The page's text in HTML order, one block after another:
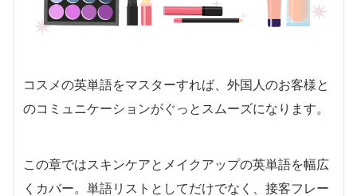
コスメの英単語をマスターすれば、外国人のお客様と
のコミュニケーションがぐっとスムーズになります。
この章ではスキンケアとメイクアップの英単語を幅広
くカバー。単語リストとしてだけでなく、接客フレー